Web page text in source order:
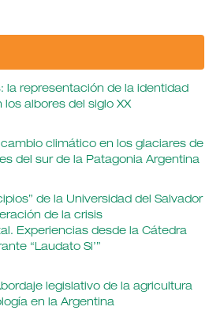
la representación de la identidad
albores del siglo XX
climático en los glaciares de
del sur de la Patagonia Argentina
de la Universidad del Salvador
de la crisis
Experiencias desde la Cátedra
“Laudato Si’”
legislativo de la agricultura
en la Argentina